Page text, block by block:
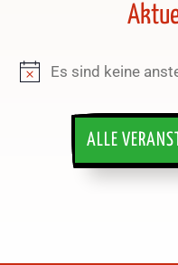
Hinweis
Es sind keine
ALLE